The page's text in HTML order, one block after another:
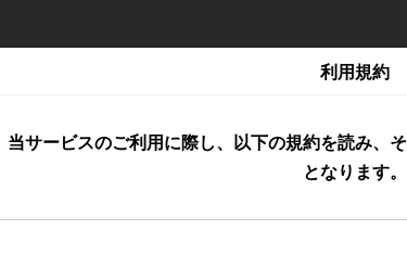
利用規約
当サービスのご利用に際し、以下の規約を読み、
となります。